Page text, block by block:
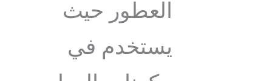
العطور حيث
يستخدم في